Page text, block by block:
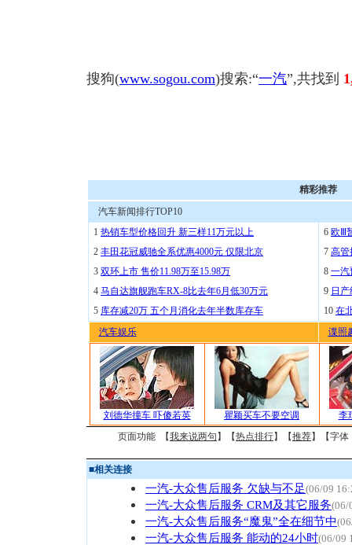
搜狗(www.sogou.com)搜索:“一汽”,共找到
精彩推荐
汽车新闻排行TOP10
1 热销车型价格回升 新三样11万元以上
2 丰田花冠威驰全系优惠4000元 仅限北京
3 双环上市 售价11.98万至15.98万
4 马自达旗舰跑车RX-8比去年6月低30万元
5 库存减20万 五个月消化去年半数库存车
6 欧Ⅲ
7 高管
8 一汽
9 日
10 在
汽车娱乐
谍照
刘德华撞车 吓傻若英 瞿颖买车不要空调
李
页面功能 【我来说两句 】【热点排行】【推荐】【字体
■相关连接
一汽-大众售后服务 欠缺与不足(06/09
一汽-大众售后服务 CRM及其它服务(06/
一汽-大众售后服务“魔鬼”全在细节中
一汽-大众售后服务 能动的24小时(06/09